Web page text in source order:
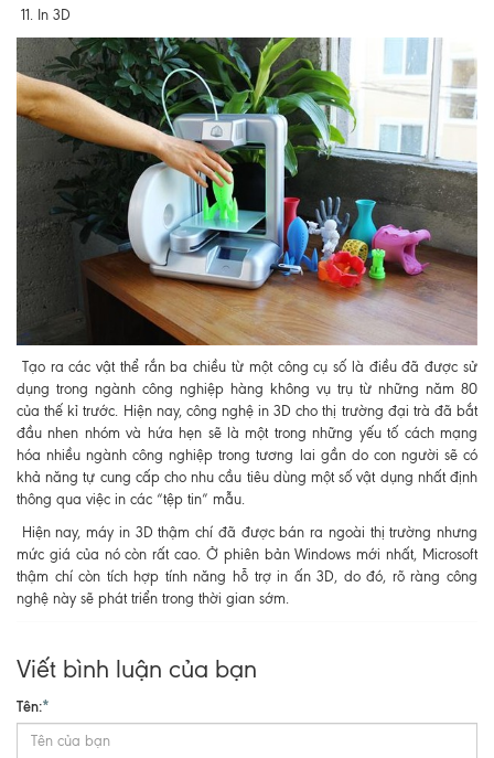
11. In 3D
Tạo ra các vật thể rắn ba chiều từ một công cụ số là điều đã được sử
dụng trong ngành công nghiệp hàng không vụ trụ từ những năm 80
của thế kỉ trước. Hiện nay, công nghệ in 3D cho thị trường đại trà đã bắt
đầu nhen nhóm và hứa hẹn sẽ là một trong những yếu tố cách mạng
hóa nhiều ngành công nghiệp trong tương lai gần do con người sẽ có
khả năng tự cung cấp cho nhu cầu tiêu dùng một số vật dụng nhất định
thông qua việc in các “tệp tin” mẫu.
Hiện nay, máy in 3D thậm chí đã được bán ra ngoài thị trường nhưng
mức giá của nó còn rất cao. Ở phiên bản Windows mới nhất, Microsoft
thậm chí còn tích hợp tính năng hỗ trợ in ấn 3D, do đó, rõ ràng công
nghệ này sẽ phát triển trong thời gian sớm.
Viết bình luận của bạn
Tên:*